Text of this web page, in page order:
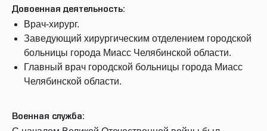
Довоенная деятельность:
Врач-хирург.
Заведующий хирургическим отделением городской
больницы города Миасс Челябинской области.
Главный врач городской больницы города Миасс
Челябинской области.
Военная служба: